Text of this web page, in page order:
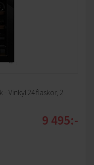
- Vinkyl 24 flaskor, 2
9 495:-